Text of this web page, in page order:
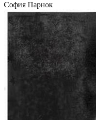
София Парнок